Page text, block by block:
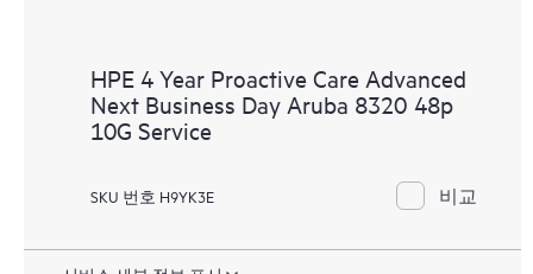
HPE 4 Year Proactive Care Advanced
Next Business Day Aruba 8320 48p
10G Service
SKU 번호 H9YK3E 비교